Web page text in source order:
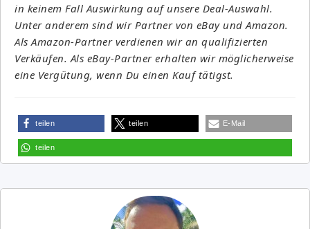
in keinem Fall Auswirkung auf unsere Deal-Auswahl.
Unter anderem sind wir Partner von eBay und Amazon.
Als Amazon-Partner verdienen wir an qualifizierten
Verkäufen. Als eBay-Partner erhalten wir möglicherweise
eine Vergütung, wenn Du einen Kauf tätigst.
teilen teilen E-Mail
teilen